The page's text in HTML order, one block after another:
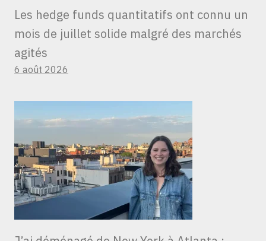
Les hedge funds quantitatifs ont connu un
mois de juillet solide malgré des marchés
agités
6 août 2026